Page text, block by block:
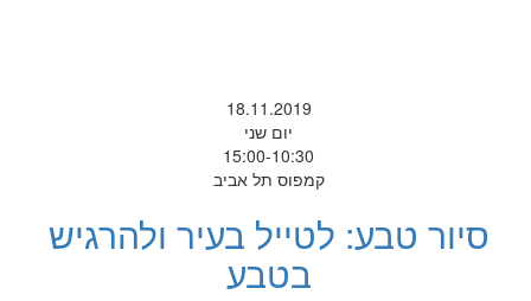
18.11.2019
יום שני
15:00-10:30
קמפוס תל אביב
סיור טבע: לטייל בעיר ולהרגיש
בטבע